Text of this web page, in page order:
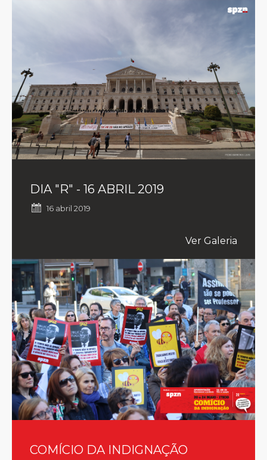
DIA "R" - 16 ABRIL 2019
16 abril 2019
Ver Galeria
COMÍCIO DA INDIGNAÇÃO